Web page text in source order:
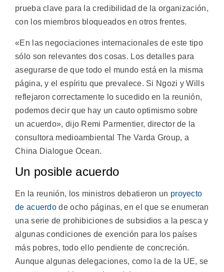
prueba clave para la credibilidad de la organización,
con los miembros bloqueados en otros frentes.
«En las negociaciones internacionales de este tipo
sólo son relevantes dos cosas. Los detalles para
asegurarse de que todo el mundo está en la misma
página, y el espíritu que prevalece. Si Ngozi y Wills
reflejaron correctamente lo sucedido en la reunión,
podemos decir que hay un cauto optimismo sobre
un acuerdo», dijo Remi Parmentier, director de la
consultora medioambiental The Varda Group, a
China Dialogue Ocean.
Un posible acuerdo
En la reunión, los ministros debatieron un proyecto
de acuerdo de ocho páginas, en el que se enumeran
una serie de prohibiciones de subsidios a la pesca y
algunas condiciones de exención para los países
más pobres, todo ello pendiente de concreción.
Aunque algunas delegaciones, como la de la UE, se